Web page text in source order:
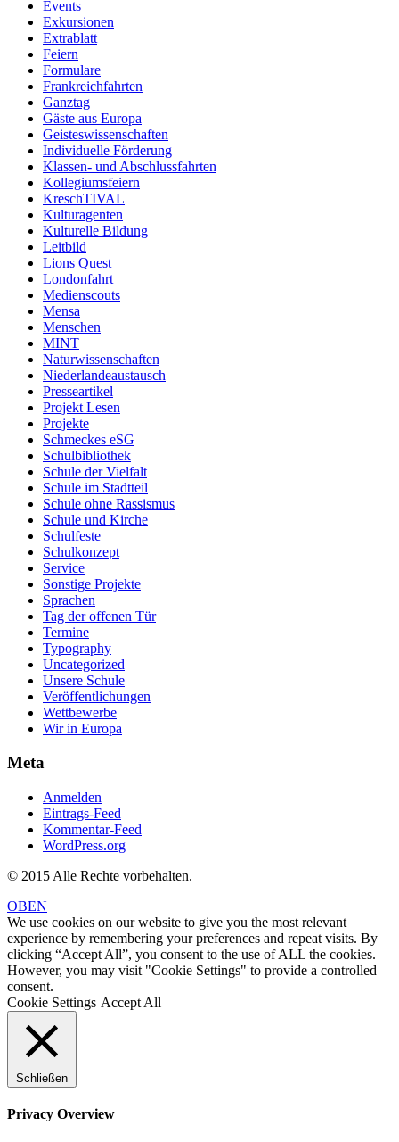
Events
Exkursionen
Extrablatt
Feiern
Formulare
Frankreichfahrten
Ganztag
Gäste aus Europa
Geisteswissenschaften
Individuelle Förderung
Klassen- und Abschlussfahrten
Kollegiumsfeiern
KreschTIVAL
Kulturagenten
Kulturelle Bildung
Leitbild
Lions Quest
Londonfahrt
Medienscouts
Mensa
Menschen
MINT
Naturwissenschaften
Niederlandeaustausch
Presseartikel
Projekt Lesen
Projekte
Schmeckes eSG
Schulbibliothek
Schule der Vielfalt
Schule im Stadtteil
Schule ohne Rassismus
Schule und Kirche
Schulfeste
Schulkonzept
Service
Sonstige Projekte
Sprachen
Tag der offenen Tür
Termine
Typography
Uncategorized
Unsere Schule
Veröffentlichungen
Wettbewerbe
Wir in Europa
Meta
Anmelden
Eintrags-Feed
Kommentar-Feed
WordPress.org
© 2015 Alle Rechte vorbehalten.
OBEN
We use cookies on our website to give you the most relevant
experience by remembering your preferences and repeat visits. By
clicking “Accept All”, you consent to the use of ALL the cookies.
However, you may visit "Cookie Settings" to provide a controlled
consent.
Cookie Settings Accept All
Schließen
Privacy Overview